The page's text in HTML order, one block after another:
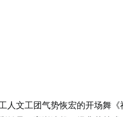
人文工团气势恢宏的开场舞